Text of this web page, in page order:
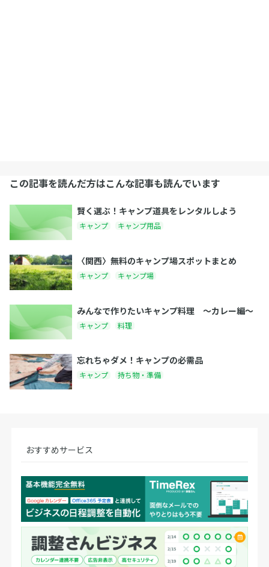
この記事を読んだ方はこんな記事も読んでいます
賢く選ぶ！キャンプ道具をレンタルしよう
キャンプ キャンプ用品
〈関西〉無料のキャンプ場スポットまとめ
キャンプ キャンプ場
みんなで作りたいキャンプ料理 〜カレー編〜
キャンプ 料理
忘れちゃダメ！キャンプの必需品
キャンプ 持ち物・準備
おすすめサービス